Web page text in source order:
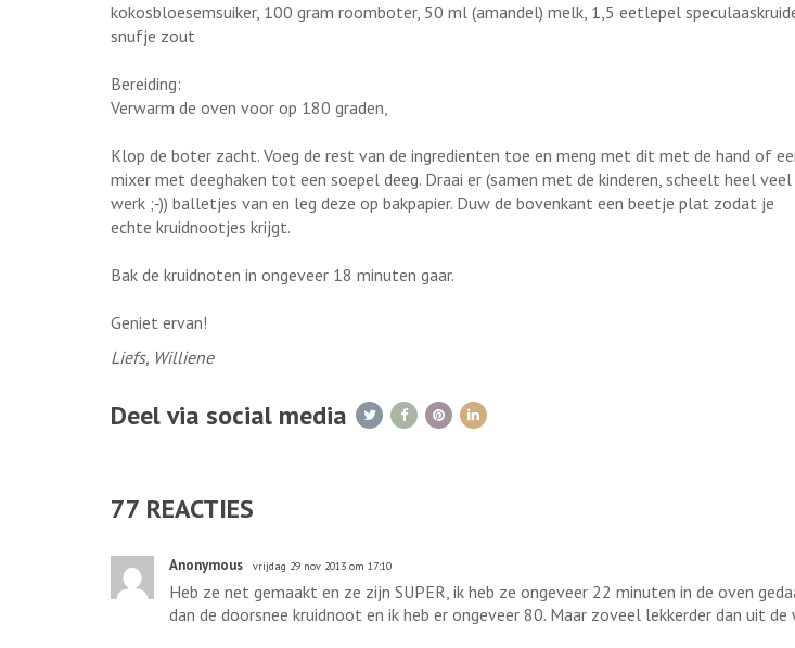
kokosbloesemsuiker, 100 gram roomboter, 50 ml (amandel) melk, 1,5 eetlepel
snufje zout
Bereiding:
Verwarm de oven voor op 180 graden,
Klop de boter zacht. Voeg de rest van de ingredienten toe en meng met dit met de hand of
mixer met deeghaken tot een soepel deeg. Draai er (samen met de kinderen, scheelt heel veel
werk ;-)) balletjes van en leg deze op bakpapier. Duw de bovenkant een beetje plat zodat je
echte kruidnootjes krijgt.
Bak de kruidnoten in ongeveer 18 minuten gaar.
Geniet ervan!
Liefs, Williene
Deel via social media
77 REACTIES
Anonymous vrijdag 29 nov 2013 om 17:10
Heb ze net gemaakt en ze zijn SUPER, ik heb ze ongeveer 22 minuten in de oven
dan de doorsnee kruidnoot en ik heb er ongeveer 80. Maar zoveel lekkerder dan uit